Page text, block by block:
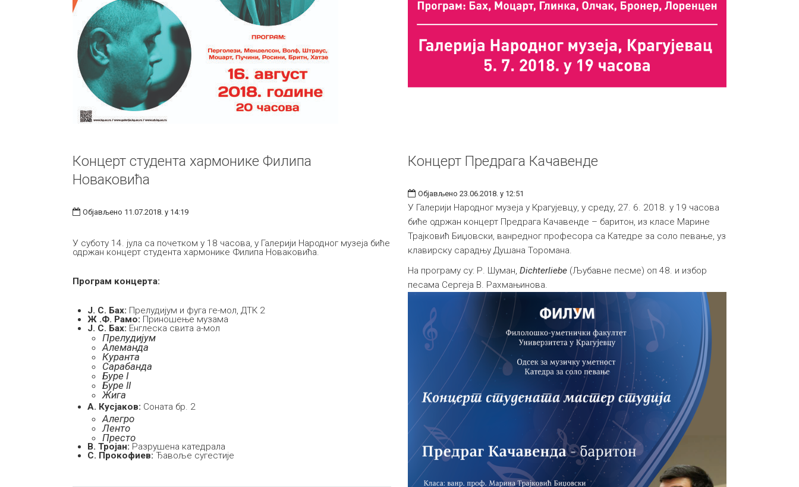
Концерт студента хармонике Филипа
Новаковића
Објављено 11.07.2018. у 14:19
У суботу 14. јула са почетком у 18 часова, у Галерији Народног музеја биће
одржан концерт студента хармонике Филипа Новаковића.
Програм концерта:
Ј. С. Бах: Прелудијум и фуга ге-мол, ДТК 2
Ж .Ф. Рамо: Приношење музама
Ј. С. Бах: Енглеска свита а-мол
Прелудијум
Алеманда
Куранта
Сарабанда
Буре I
Буре II
Жига
А. Кусјаков: Соната бр. 2
Алегро
Ленто
Престо
В. Тројан: Разрушена катедрала
С. Прокофиев: Ђавоље сугестије
Концерт Предрага Качавенде
Објављено 23.06.2018. у 12:51
У Галерији Народног музеја у Крагујевцу, у среду, 27. 6. 2018. у 19 часова
биће одржан концерт Предрага Качавенде – баритон, из класе Марине
Трајковић Биџовски, ванредног професора са Катедре за соло певање, уз
клавирску сарадњу Душана Торомана.
На програму су: Р. Шуман,Dichterliebe (Љубавне песме) оп 48. и избор
песама Сергеја В. Рахмањинова.